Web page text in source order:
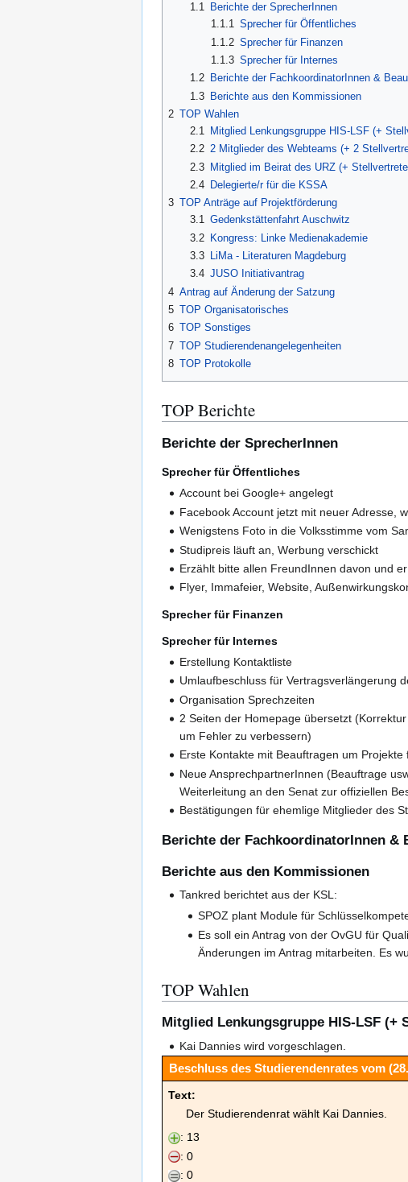
1.1
Berichte der SprecherInnen
1.1.1 Sprecher für Öffentliches
1.1.2 Sprecher für Finanzen
1.1.3 Sprecher für Internes
1.2
Berichte der FachkoordinatorInnen &
1.3 Berichte aus den Kommissionen
2 TOP Wahlen
2.1
Mitglied Lenkungsgruppe HIS-LSF (+
2.2 2 Mitglieder des Webteams (+ 2
2.3 Mitglied im Beirat des URZ (+
2.4
Delegierte/r für die KSSA
3 TOP Anträge auf Projektförderung
3.1 Gedenkstättenfahrt Auschwitz
3.2 Kongress: Linke Medienakademie
3.3
LiMa - Literaturen Magdeburg
3.4 JUSO Initiativantrag
4 Antrag auf Änderung der Satzung
5 TOP Organisatorisches
6 TOP Sonstiges
7 TOP Studierendenangelegenheiten
8 TOP Protokolle
TOP Berichte
Berichte der SprecherInnen
Sprecher für Öffentliches
Account bei Google+ angelegt
Facebook Account jetzt mit neuer Adresse,
Wenigstens Foto in die Volksstimme vom
Studipreis läuft an, Werbung verschickt
Erzählt bitte allen FreundInnen davon und
Flyer, Immafeier, Website,
Sprecher für Finanzen
Sprecher für Internes
Erstellung Kontaktliste
Umlaufbeschluss für Vertragsverlängerung
Organisation Sprechzeiten
2 Seiten der Homepage übersetzt
um Fehler zu verbessern)
Erste Kontakte mit Beauftragen um
Neue AnsprechpartnerInnen (Beauftrage
Weiterleitung an den Senat zur offiziellen
Bestätigungen für ehemlige Mitglieder des
Berichte der FachkoordinatorInnen &
Berichte aus den Kommissionen
Tankred berichtet aus der KSL:
SPOZ plant Module für
Es soll ein Antrag von der OvGU für
Änderungen im Antrag mitarbeiten. Es
TOP Wahlen
Mitglied Lenkungsgruppe HIS-LSF (+
Kai Dannies wird vorgeschlagen.
Beschluss des Studierendenrates vom
Text:
Der Studierendenrat wählt Kai Dannies.
: 13
: 0
: 0